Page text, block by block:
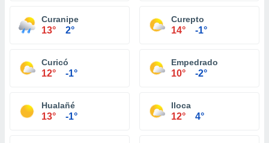
Curanipe
13° 2°
Curepto
14° -1°
Curicó
12° -1°
Empedrado
10° -2°
Hualañé
13° -1°
Iloca
12° 4°